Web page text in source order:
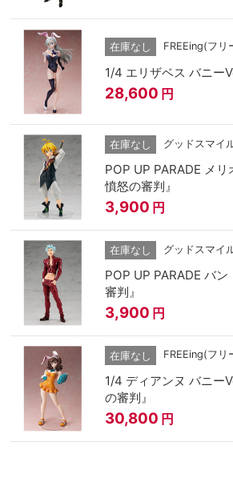
在庫なし FREEing(フリ
1/4 エリザベス バニー
28,600 円
在庫なし グッドスマイ
POP UP PARADE メ
憤怒の審判』
3,900 円
在庫なし グッドスマイ
POP UP PARADE バ
審判』
3,900 円
在庫なし FREEing(フリ
1/4 ディアンヌ バニー
の審判』
30,800 円